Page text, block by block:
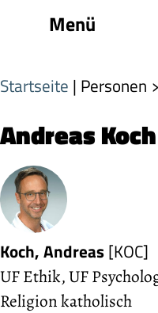
Menü
Startseite | Personen
Andreas Koch
Koch, Andreas[KOC]
UF Ethik, UF
Religion katholisch